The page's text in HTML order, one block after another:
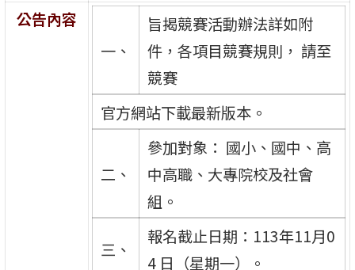
公告內容
一、
旨揭競賽活動辦法詳如附
件，各項目競賽規則， 請至
競賽
官方網站下載最新版本。
二、
參加對象： 國小、國中、高
中高職、大專院校及社會
組。
三、
報名截止日期：113年11月0
4 日（星期一）。